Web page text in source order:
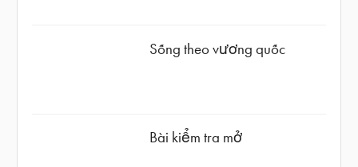
Sống theo vương quốc
Bài kiểm tra mở